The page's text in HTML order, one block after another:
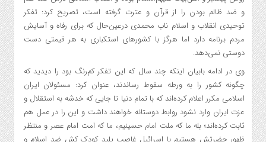
و ضد ظالم بودن را از قرآن و عترت گرفته است، تصریح کرد: تفکر
توحیدی انقلاب و اسلام ناب محمدی درعین‌حال که برای رفاه و آسایش
مردم برنامه دارد اما هرگز با کشورهای استکباری به هر قیمتی دست
دوستی نمی‌دهد.
وی در ادامه بابیان اینکه چند سال که این تفکر کم‌رنگ بود را دیدید که
چگونه کشور را به ورطه سقوط رساندند، عنوان کرد: مسئولان ایران
اسلامی مکرر اعلام کرده‌اند که با تمام دنیا تا جایی که خدشه به استقلال و
عزت ایران وارد نشود روابط دوستانه خواهند داشت و این را در عمل هم
ثابت کرده‌اند؛ بله ما که ملت امام حسینیم، ما که امت امام عصر و منتظر